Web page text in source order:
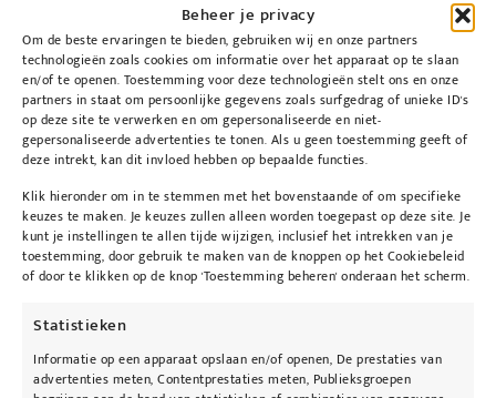
Beheer je privacy
Om de beste ervaringen te bieden, gebruiken wij en onze partners
technologieën zoals cookies om informatie over het apparaat op te slaan
en/of te openen. Toestemming voor deze technologieën stelt ons en onze
partners in staat om persoonlijke gegevens zoals surfgedrag of unieke ID's
op deze site te verwerken en om gepersonaliseerde en niet-
gepersonaliseerde advertenties te tonen. Als u geen toestemming geeft of
deze intrekt, kan dit invloed hebben op bepaalde functies.
Klik hieronder om in te stemmen met het bovenstaande of om specifieke
keuzes te maken. Je keuzes zullen alleen worden toegepast op deze site. Je
kunt je instellingen te allen tijde wijzigen, inclusief het intrekken van je
toestemming, door gebruik te maken van de knoppen op het Cookiebeleid
of door te klikken op de knop 'Toestemming beheren' onderaan het scherm.
Statistieken
Informatie op een apparaat opslaan en/of openen, De prestaties van
advertenties meten, Contentprestaties meten, Publieksgroepen
Verbetert de conditie